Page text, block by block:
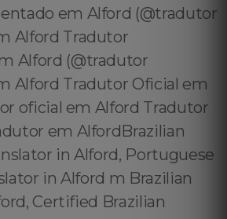
em Alford (@tradutor
Alford Tradutor
Alford (@tradutor
Alford Tradutor Oficial em
oficial em Alford Tradutor
em AlfordBrazilian
in Alford, Portuguese
in Alford m Brazilian
Certified Brazilian